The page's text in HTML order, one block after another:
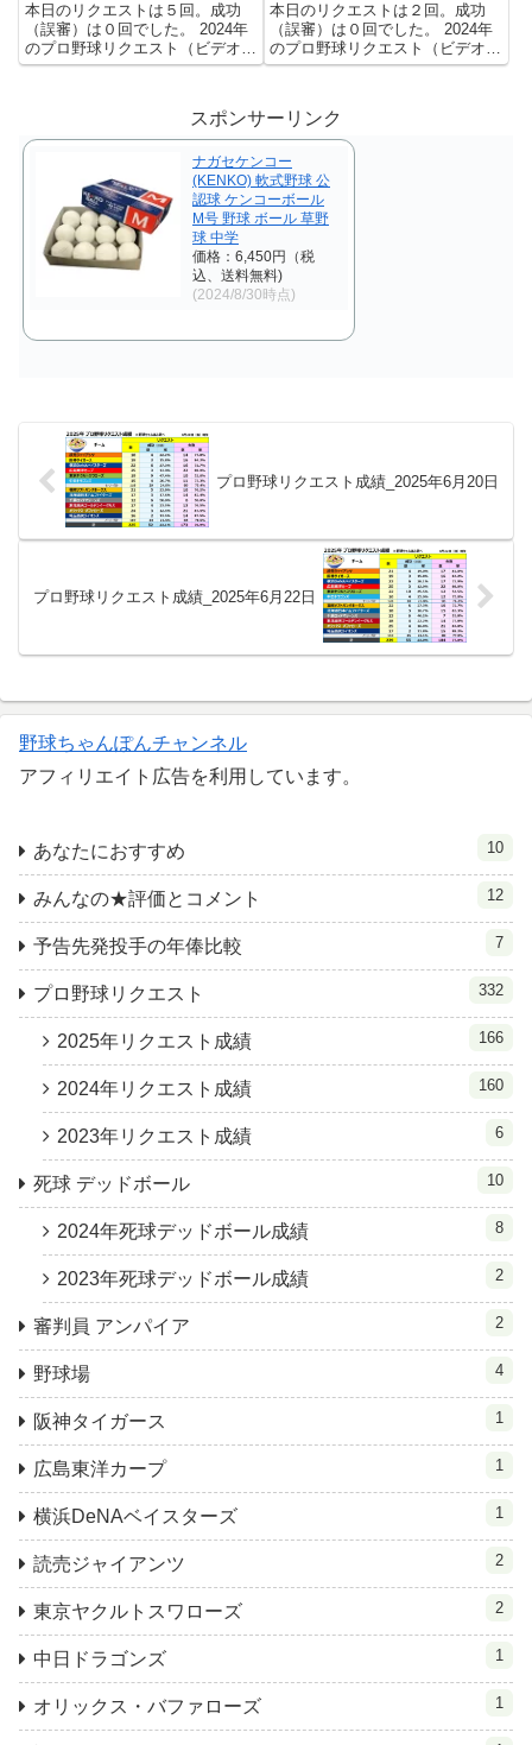
本日のリクエストは５回。成功
（誤審）は０回でした。 2024年
のプロ野球リクエスト（ビデオ判
定）成績を記録集計しています。
これで22.6%。リクエスト数465
回、成功105回、失敗360回とな
りました。 【リク...
本日のリクエストは２回。成功
（誤審）は０回でした。 2024年
のプロ野球リクエスト（ビデオ判
定）成績を記録集計しています。
回、成功94回、失敗324回となり
ました。 【リクエ...
スポンサーリンク
ナガセケンコー
(KENKO) 軟式野球 公
認球 ケンコーボール
M号 野球 ボール 草野
球 中学
価格：6,450円（税
込、送料無料)
(2024/8/30時点)
プロ野球リクエスト成績_2025年6月20日
プロ野球リクエスト成績_2025年6月22日
野球ちゃんぽんチャンネル
アフィリエイト広告を利用しています。
あなたにおすすめ 10
みんなの★評価とコメント 12
予告先発投手の年俸比較 7
プロ野球リクエスト 332
2025年リクエスト成績 166
2024年リクエスト成績 160
2023年リクエスト成績 6
死球 デッドボール 10
2024年死球デッドボール成績 8
2023年死球デッドボール成績 2
審判員 アンパイア 2
野球場 4
阪神タイガース 1
広島東洋カープ 1
横浜DeNAベイスターズ 1
読売ジャイアンツ 2
東京ヤクルトスワローズ 2
中日ドラゴンズ 1
オリックス・バファローズ 1